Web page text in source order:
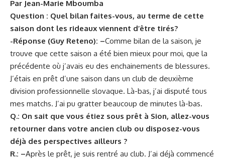
Par Jean-Marie Mboumba
Question : Quel bilan faites-vous, au terme de cette
saison dont les rideaux viennent d’être tirés?
-Réponse (Guy Reteno): –Comme bilan de la saison, je
trouve que cette saison a été bien mieux pour moi, que la
précédente où j’avais eu des enchainements de blessures.
J’étais en prêt d’une saison dans un club de deuxième
division professionnelle slovaque. Là-bas, j’ai disputé tous
mes matchs. J’ai pu gratter beaucoup de minutes là-bas.
Q.: On sait que vous étiez sous prêt à Sion, allez-vous
retourner dans votre ancien club ou disposez-vous
déjà des perspectives ailleurs ?
R.: –Après le prêt, je suis rentré au club. J’ai déjà commencé